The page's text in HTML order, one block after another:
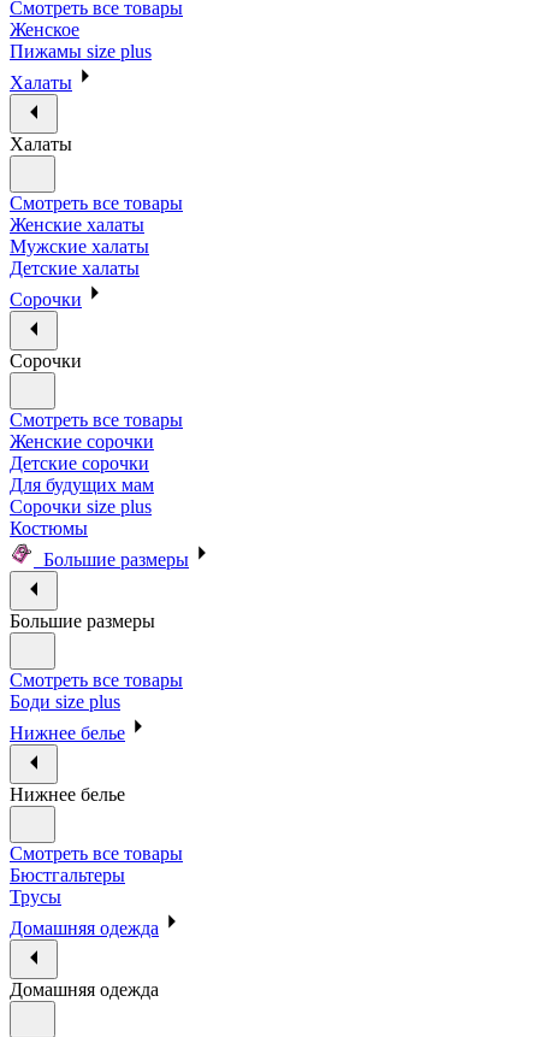
Смотреть все товары
Женское
Пижамы size plus
Халаты
Халаты
Смотреть все товары
Женские халаты
Мужские халаты
Детские халаты
Сорочки
Сорочки
Смотреть все товары
Женские сорочки
Детские сорочки
Для будущих мам
Сорочки size plus
Костюмы
Большие размеры
Большие размеры
Смотреть все товары
Боди size plus
Нижнее белье
Нижнее белье
Смотреть все товары
Бюстгальтеры
Трусы
Домашняя одежда
Домашняя одежда